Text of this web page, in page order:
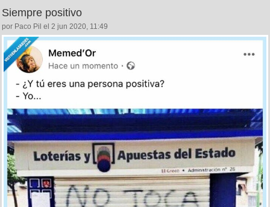
Siempre positivo
por Paco Pil el 2 jun 2020, 11:49